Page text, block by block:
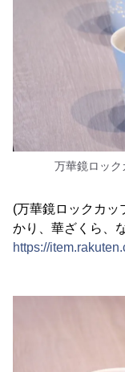
万華鏡ロッ
(万華鏡ロックカ
かり、華ざくら、
https://